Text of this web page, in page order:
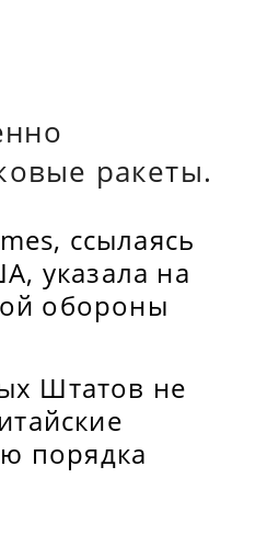
ракеты.
ссылаясь
указала на
обороны
Штатов не
порядка